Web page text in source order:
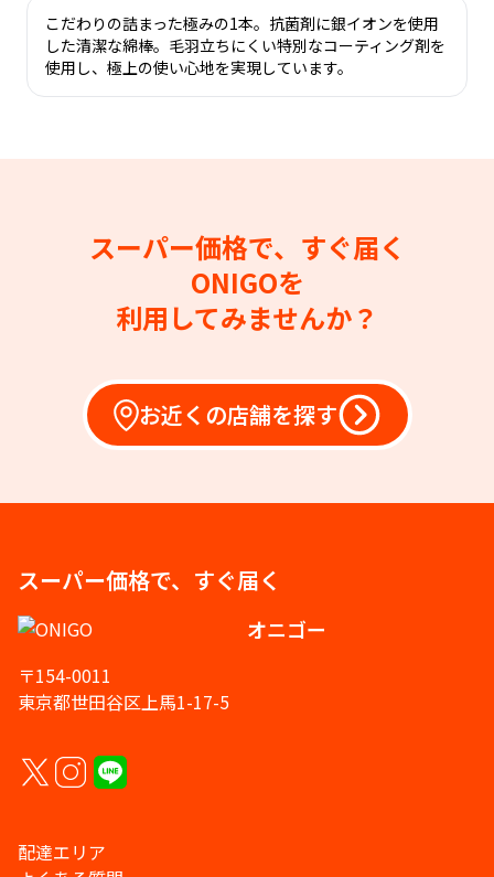
こだわりの詰まった極みの1本。抗菌剤に銀イオンを使用
した清潔な綿棒。毛羽立ちにくい特別なコーティング剤を
使用し、極上の使い心地を実現しています。
スーパー価格で、すぐ届く
ONIGOを
利用してみませんか？
お近くの店舗を探す
スーパー価格で、すぐ届く
オニゴー
〒154-0011
東京都世田谷区上馬1-17-5
配達エリア